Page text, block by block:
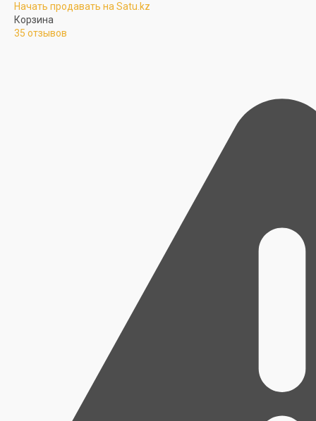
Начать продавать на Satu.kz
Корзина
35 отзывов